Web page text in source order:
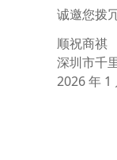
诚邀您拨
顺祝商祺
深圳市千
2026 年 1